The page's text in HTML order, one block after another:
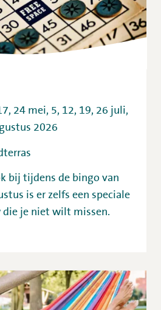
24 mei, 5, 12, 19, 26 juli,
2026
bij tijdens de bingo van
is er zelfs een speciale
die je niet wilt missen.